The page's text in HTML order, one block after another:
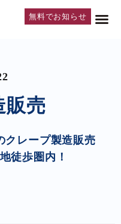
無料でお知らせ
販売
クレープ製造販売
徒歩圏内！